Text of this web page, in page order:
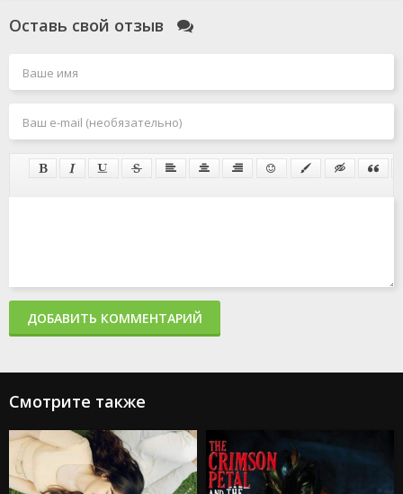
Оставь свой отзыв
ДОБАВИТЬ КОММЕНТАРИЙ
Смотрите также